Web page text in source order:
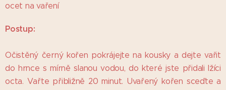
ocet na vaření
Postup:
Očistěný černý kořen pokrájejte na kousky a dejte vařit
do hrnce s mírně slanou vodou, do které jste přidali lžíci
octa. Vařte přibližně 20 minut. Uvařený kořen sceďte a